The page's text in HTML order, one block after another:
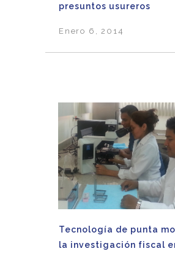
presuntos usureros
Enero 6, 2014
Tecnología de punta
la investigación fiscal